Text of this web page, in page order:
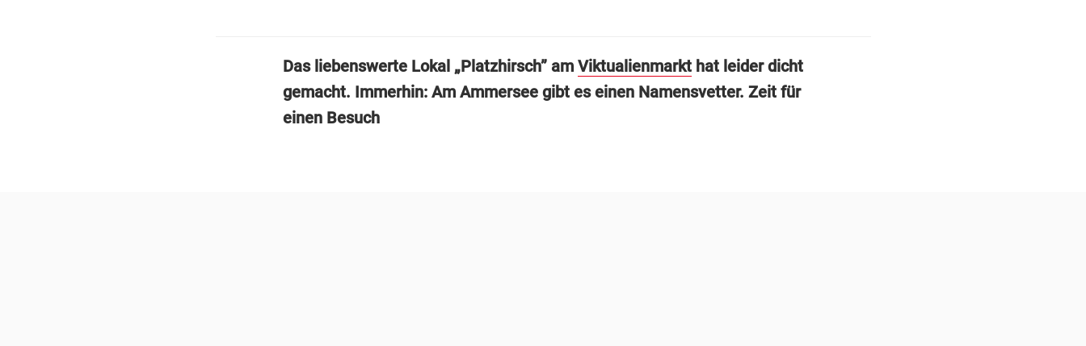
Das liebenswerte Lokal „Platzhirsch” am Viktualienmarkthat leider dicht
gemacht. Immerhin: Am Ammersee gibt es einen Namensvetter. Zeit für
einen Besuch